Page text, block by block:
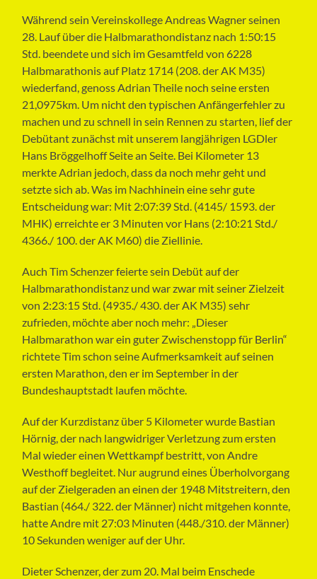
Während sein Vereinskollege Andreas Wagner seinen
28. Lauf über die Halbmarathondistanz nach 1:50:15
Std. beendete und sich im Gesamtfeld von 6228
Halbmarathonis auf Platz 1714 (208. der AK M35)
wiederfand, genoss Adrian Theile noch seine ersten
21,0975km. Um nicht den typischen Anfängerfehler zu
machen und zu schnell in sein Rennen zu starten, lief der
Debütant zunächst mit unserem langjährigen LGDler
Hans Bröggelhoff Seite an Seite. Bei Kilometer 13
merkte Adrian jedoch, dass da noch mehr geht und
setzte sich ab. Was im Nachhinein eine sehr gute
Entscheidung war: Mit 2:07:39 Std. (4145/ 1593. der
MHK) erreichte er 3 Minuten vor Hans (2:10:21 Std./
4366./ 100. der AK M60) die Ziellinie.
Auch Tim Schenzer feierte sein Debüt auf der
Halbmarathondistanz und war zwar mit seiner Zielzeit
von 2:23:15 Std. (4935./ 430. der AK M35) sehr
zufrieden, möchte aber noch mehr: „Dieser
Halbmarathon war ein guter Zwischenstopp für Berlin“
richtete Tim schon seine Aufmerksamkeit auf seinen
ersten Marathon, den er im September in der
Bundeshauptstadt laufen möchte.
Auf der Kurzdistanz über 5 Kilometer wurde Bastian
Hörnig, der nach langwidriger Verletzung zum ersten
Mal wieder einen Wettkampf bestritt, von Andre
Westhoff begleitet. Nur augrund eines Überholvorgang
auf der Zielgeraden an einen der 1948 Mitstreitern, den
Bastian (464./ 322. der Männer) nicht mitgehen konnte,
hatte Andre mit 27:03 Minuten (448./310. der Männer)
10 Sekunden weniger auf der Uhr.
Dieter Schenzer, der zum 20. Mal beim Enschede